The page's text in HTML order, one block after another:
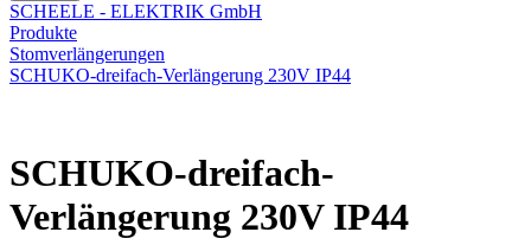
SCHEELE - ELEKTRIK GmbH
Produkte
Stomverlängerungen
SCHUKO-dreifach-Verlängerung 230V IP44
SCHUKO-dreifach-
Verlängerung 230V IP44